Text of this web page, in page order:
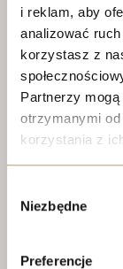
i reklam, aby
analizować
korzystasz z
Partnerzy
otrzymanymi
korzystania z
process your
zgody
Niezbędne
Preferencje